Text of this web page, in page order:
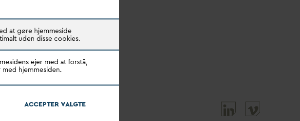
at gøre hjemmeside
uden disse cookies.
ejer med at forstå,
hjemmesiden.
ACCEPTERVALGTE